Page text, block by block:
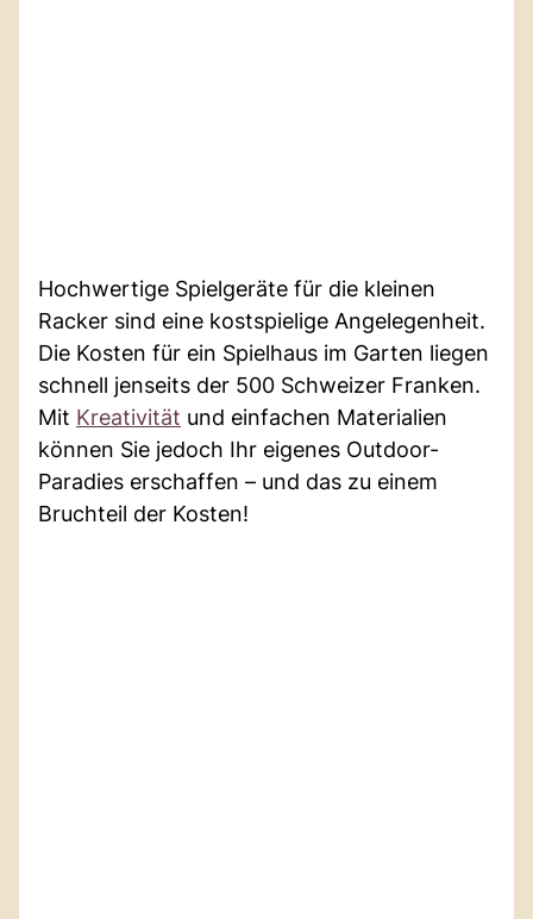
Hochwertige Spielgeräte für die kleinen
Racker sind eine kostspielige Angelegenheit.
Die Kosten für ein Spielhaus im Garten liegen
schnell jenseits der 500 Schweizer Franken.
Mit Kreativität und einfachen Materialien
können Sie jedoch Ihr eigenes Outdoor-
Paradies erschaffen – und das zu einem
Bruchteil der Kosten!